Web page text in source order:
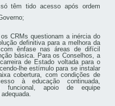
têm tido acesso após ordem
CRMs questionam a inércia do
definitiva para a melhora da
ênfase nas áreas de difícil
básica. Para os Conselhos, a
de Estado voltada para o
lhe estímulo para se instalar
cobertura, com condições de
à educação continuada,
funcional, apoio de equipe